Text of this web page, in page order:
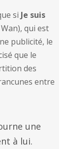
si Je suis
qui est
publicité, le
que le
des
entre
une
à lui.